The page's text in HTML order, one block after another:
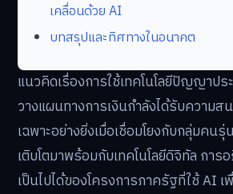
เคลื่อนด้วย AI
บทสรุปและทิศทางในอนาคต
แนวคิดเรื่องการใช้เทคโนโลยีปัญญาป
วางแผนทางการเงินกำลังได้รับความส
เฉพาะอย่างยิ่งเมื่อเชื่อมโยงกับกลุ่มคน
เติบโตมาพร้อมกับเทคโนโลยีดิจิทัล การ
เป็นไปได้ของโครงการภาครัฐที่ใช้ AI